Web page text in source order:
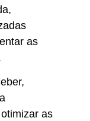
as
as